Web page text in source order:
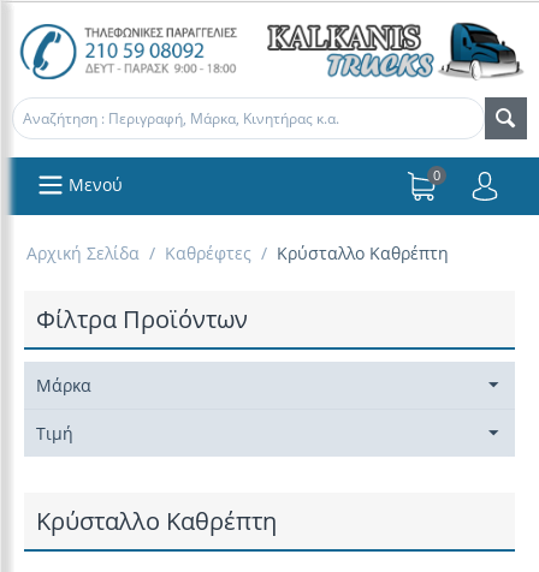
Μενού 0
Αρχική Σελίδα / Καθρέφτες / Kρύσταλλο Καθρέπτη
Φίλτρα Προϊόντων
Μάρκα
Τιμή
Kρύσταλλο Καθρέπτη